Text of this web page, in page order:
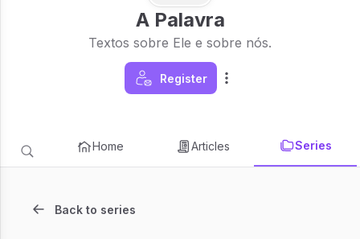
A Palavra
Textos sobre Ele e sobre nós.
Register
Home Articles Series
Back to series